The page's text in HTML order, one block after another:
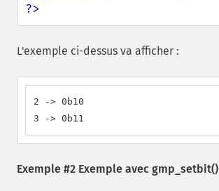
?>
L'exemple ci-dessus va afficher :
2 -> 0b10
3 -> 0b11
Exemple #2 Exemple avec gmp_setbit()